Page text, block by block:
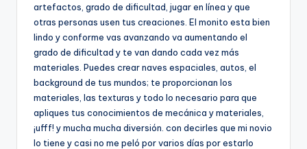
artefactos, grado de dificultad, jugar en lí­nea y que
otras personas usen tus creaciones. El monito esta bien
lindo y conforme vas avanzando va aumentando el
grado de dificultad y te van dando cada vez más
materiales. Puedes crear naves espaciales, autos, el
background de tus mundos; te proporcionan los
materiales, las texturas y todo lo necesario para que
apliques tus conocimientos de mecánica y materiales,
¡ufff! y mucha mucha diversión. con decirles que mi novio
lo tiene y casi no me peló por varios dí­as por estarlo